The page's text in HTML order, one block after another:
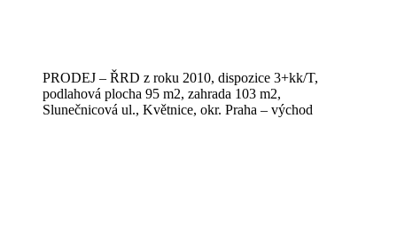
PRODEJ – ŘRD z roku 2010, dispozice 3+kk/T,
podlahová plocha 95 m2, zahrada 103 m2,
Slunečnicová ul., Květnice, okr. Praha – východ